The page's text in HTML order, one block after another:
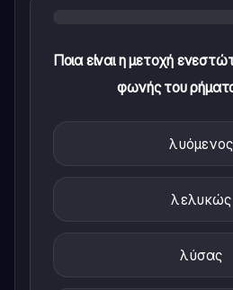
Ποια είναι η μετοχή
φωνής του
λυόμενος
λελυκώς
λύσας